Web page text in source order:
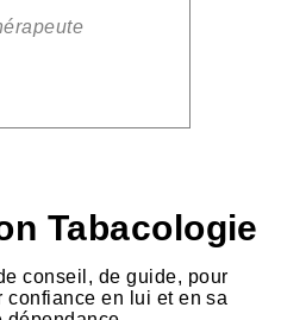
Tabacologie
conseil, de guide, pour
confiance en lui et en sa